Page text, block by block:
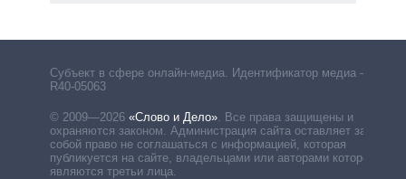
Субъект в сфере онлайн-медиа. Идентификатор медиа –
R40-05063
© 2009—2026 «Слово и Дело»
Все права защищены и
охраняются законом. Администрация сайта оставляет за
собой право не соглашаться с информацией, которая
публикуется на сайте, владельцами или авторами которой
являются третьи лица.